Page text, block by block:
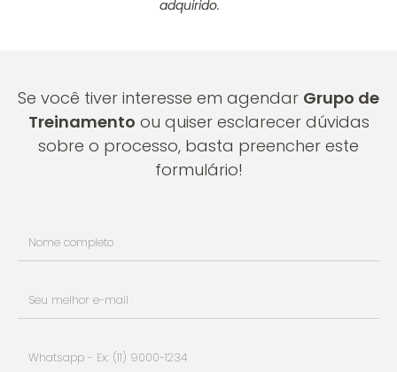
adquirido.
Se você tiver interesse em agendar Grupo de
Treinamento ou quiser esclarecer dúvidas
sobre o processo, basta preencher este
formulário!